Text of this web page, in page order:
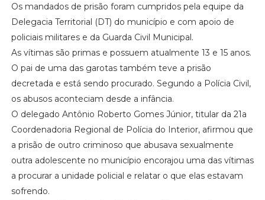
Os mandados de prisão foram cumpridos pela equipe da
Delegacia Territorial (DT) do município e com apoio de
policiais militares e da Guarda Civil Municipal.
As vítimas são primas e possuem atualmente 13 e 15 anos.
O pai de uma das garotas também teve a prisão
decretada e está sendo procurado. Segundo a Polícia Civil,
os abusos aconteciam desde a infância.
O delegado Antônio Roberto Gomes Júnior, titular da 21a
Coordenadoria Regional de Polícia do Interior, afirmou que
a prisão de outro criminoso que abusava sexualmente
outra adolescente no município encorajou uma das vítimas
a procurar a unidade policial e relatar o que elas estavam
sofrendo.